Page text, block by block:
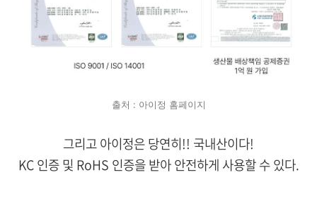
출처 : 아이정 홈페이지
그리고 아이정은 당연히!! 국내산이다!
KC 인증 및 RoHS 인증을 받아 안전하게 사용할 수 있다.